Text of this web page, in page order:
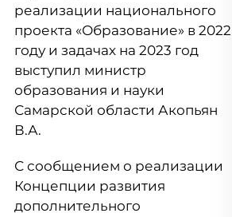
реализации национального
проекта «Образование» в 2022
году и задачах на 2023 год
выступил министр
образования и науки
Самарской области Акопьян
В.А.
С сообщением о реализации
Концепции развития
дополнительного